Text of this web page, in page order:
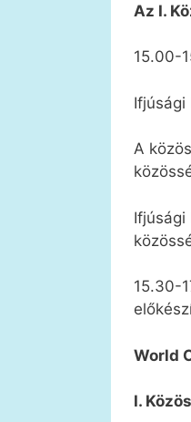
Az I.
15.00-
Ifjúsági
A
Ifjúsági
15.30-
World
I.